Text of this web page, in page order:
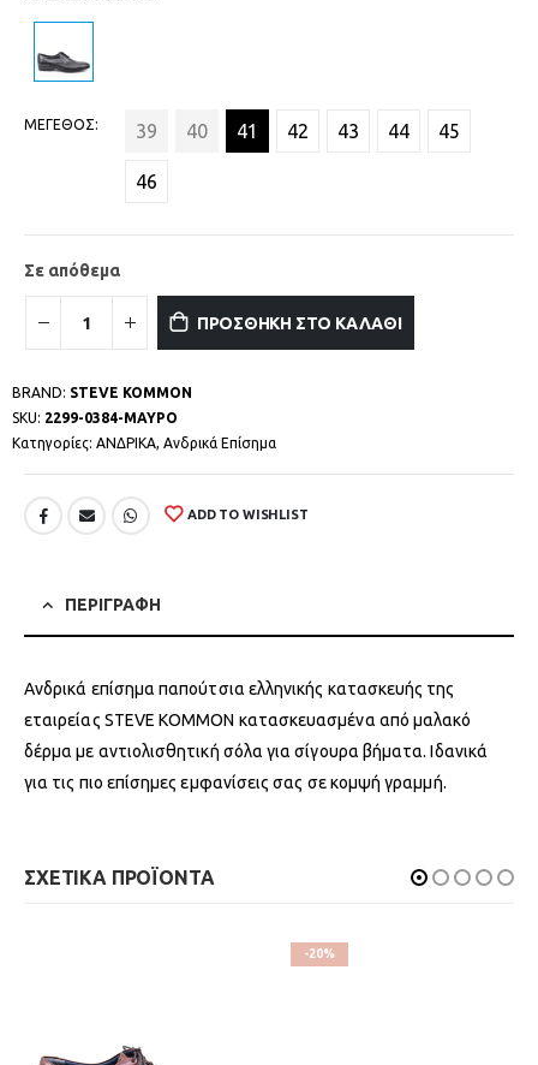
ΜΕΓΕΘΟΣ 39 40 41 42 43 44 45
46
Σε απόθεμα
ΠΡΟΣΘΗΚΗ ΣΤΟ ΚΑΛΑΘΙ
BRAND: STEVE KOMMON
SKU: 2299-0384-ΜΑΥΡΟ
Κατηγορίες: ΑΝΔΡΙΚΑ, Ανδρικά Επίσημα
ADD TO WISHLIST
ΠΕΡΙΓΡΑΦΗ
Ανδρικά επίσημα παπούτσια ελληνικής κατασκευής της
εταιρείας STEVE KOMMON κατασκευασμένα από μαλακό
δέρμα με αντιολισθητική σόλα για σίγουρα βήματα. Ιδανικά
για τις πιο επίσημες εμφανίσεις σας σε κομψή γραμμή.
ΣΧΕΤΙΚΑ ΠΡΟΪΟΝΤΑ
-20%